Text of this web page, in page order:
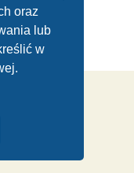
oraz
lub
w
© phpBB Limited
|Regulamin